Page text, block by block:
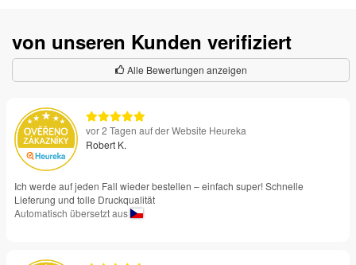
von unseren Kunden verifiziert
Alle Bewertungen anzeigen
vor 2 Tagen auf der Website Heureka
Robert K.
Ich werde auf jeden Fall wieder bestellen – einfach super! Schnelle
Lieferung und tolle Druckqualität
Automatisch übersetzt aus